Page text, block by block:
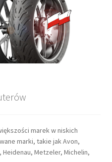
marek w niskich
marki, takie jak Avon,
Metzeler, Michelin,